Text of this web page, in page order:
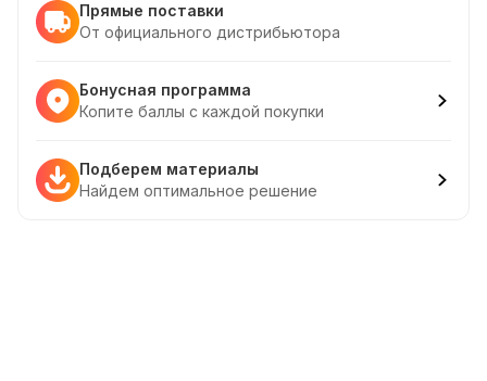
Прямые поставки
От официального дистрибьютора
Бонусная программа
Копите баллы с каждой покупки
Подберем материалы
Найдем оптимальное решение